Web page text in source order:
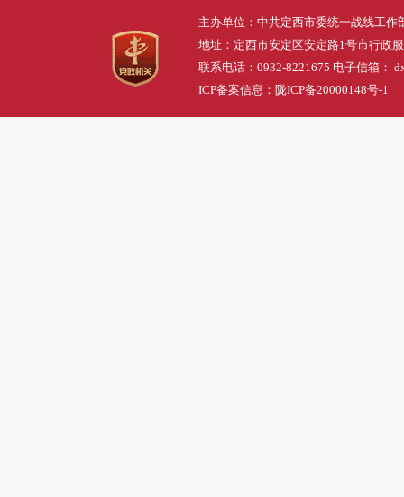
主办单位：中共定西市委统一战线工作
地址：定西市安定区安定路1号市行政
联系电话：0932-8221675 电子信箱：
ICP备案信息： 陇ICP备20000148号-1